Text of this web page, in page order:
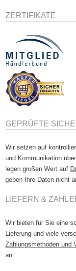
ZERTIFIKATE
GEPRÜFTE
Wir setzen auf
und Kommunikation
legen großen Wert auf
geben Ihre Daten nicht
LIEFERN &
Wir bieten für Sie eine
Lieferung und viele
Zahlungsmethoden und
an.